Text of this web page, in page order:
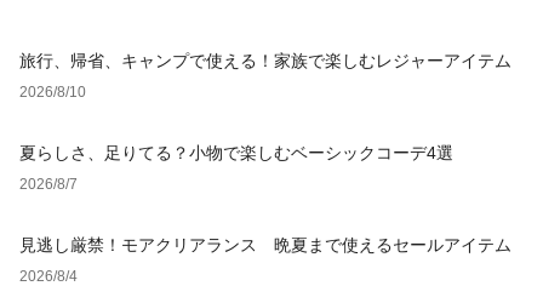
旅行、帰省、キャンプで使える！家族で楽しむレジャーアイテム
2026/8/10
夏らしさ、足りてる？小物で楽しむベーシックコーデ4選
2026/8/7
見逃し厳禁！モアクリアランス 晩夏まで使えるセールアイテム
2026/8/4